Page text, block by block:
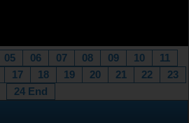
05 06 07 08 09 10
11
17 18 19 20 21 22
23
24 End